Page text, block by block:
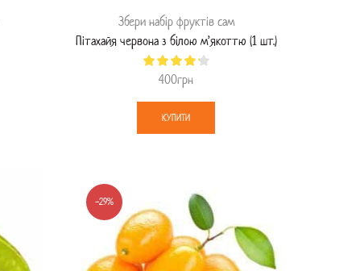
Збери набір фруктів сам
Пітахайя червона з білою м’якоттю (1 шт.)
400грн
КУПИТИ
-29%